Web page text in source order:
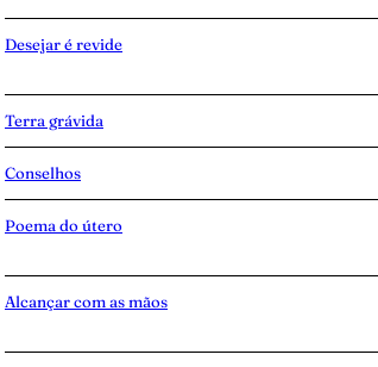
Desejar é revide
Terra grávida
Conselhos
Poema do útero
Alcançar com as mãos